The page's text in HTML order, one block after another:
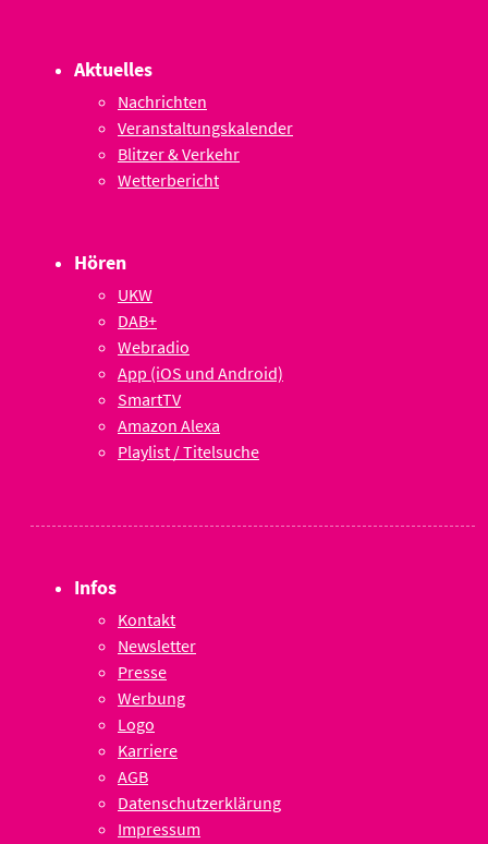
Aktuelles
Nachrichten
Veranstaltungskalender
Blitzer & Verkehr
Wetterbericht
Hören
UKW
DAB+
Webradio
App (iOS und Android)
SmartTV
Amazon Alexa
Playlist / Titelsuche
Infos
Kontakt
Newsletter
Presse
Werbung
Logo
Karriere
AGB
Datenschutzerklärung
Impressum